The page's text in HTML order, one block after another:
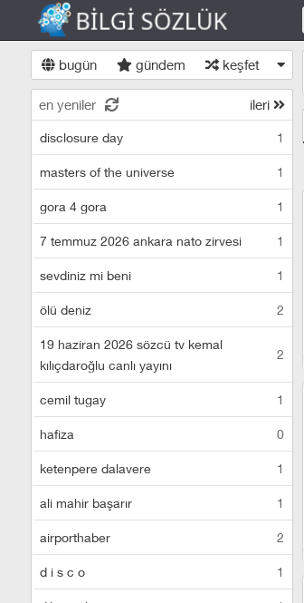
bugün gündem keşfet
en yeniler ileri
disclosure day 1
masters of the universe 1
gora 4 gora 1
7 temmuz 2026 ankara nato zirvesi 1
sevdiniz mi beni 1
ölü deniz 2
19 haziran 2026 sözcü tv kemal
kılıçdaroğlu canlı yayını
2
cemil tugay 1
hafiza 0
ketenpere dalavere 1
ali mahir başarır 1
airporthaber 2
d i s c o 1